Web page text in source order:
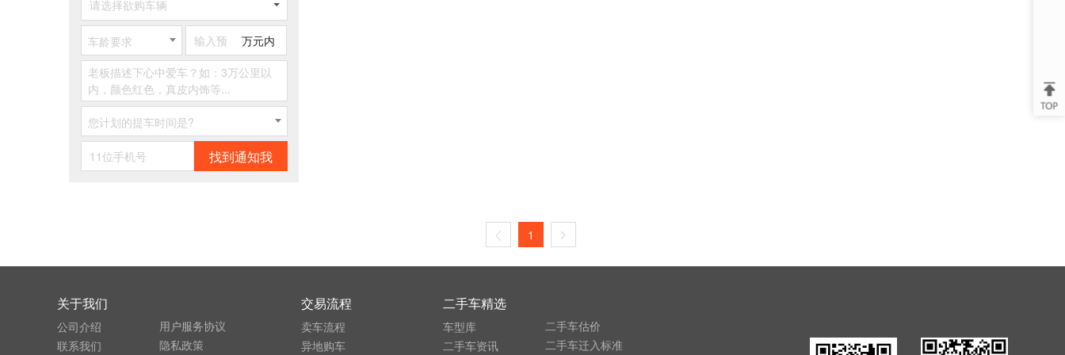
请选择欲购车辆
车龄要求 万元内
您计划的提车时间是?
找到通知我
1
关于我们
公司介绍
联系我们
用户服务协议
隐私政策
交易流程
卖车流程
异地购车
二手车精选
车型库
二手车资讯
二手车估价
二手车迁入标准